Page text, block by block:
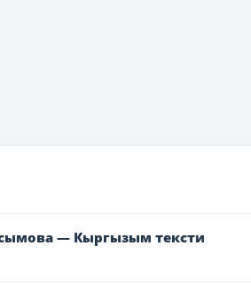
— Кыргызым тексти